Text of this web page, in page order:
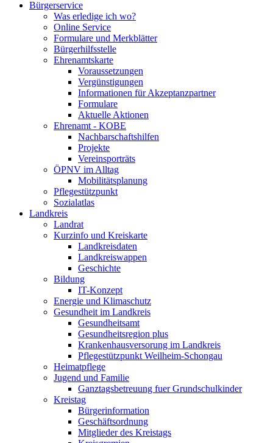
Bürgerservice
Was erledige ich wo?
Online Service
Formulare und Merkblätter
Bürgerhilfsstelle
Ehrenamtskarte
Voraussetzungen
Vergünstigungen
Informationen für Akzeptanzpartner
Formulare
Aktuelle Aktionen
Ehrenamt - KOBE
Nachbarschaftshilfen
Projekte
Vereinsporträts
ÖPNV im Alltag
Mobilitätsplanung
Pflegestützpunkt
Sozialatlas
Landkreis
Landrat
Kurzinfo und Kreiskarte
Landkreisdaten
Landkreiswappen
Geschichte
Bildung
IT-Konzept
Energie und Klimaschutz
Gesundheit im Landkreis
Gesundheitsamt
Gesundheitsregion plus
Krankenhausversorung im Landkreis
Pflegestützpunkt Weilheim-Schongau
Heimatpflege
Jugend und Familie
Ganztagsbetreuung fuer Grundschulkinder
Kreistag
Bürgerinformation
Geschäftsordnung
Mitglieder des Kreistags